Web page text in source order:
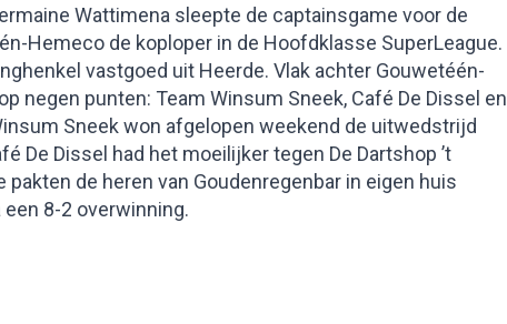
Wattimena sleepte de captainsgame voor de
Hemeco de koploper in de Hoofdklasse SuperLeague.
vastgoed uit Heerde. Vlak achter Gouwetéén-
negen punten: Team Winsum Sneek, Café De Dissel en
Sneek won afgelopen weekend de uitwedstrijd
De Dissel had het moeilijker tegen De Dartshop ’t
de heren van Goudenregenbar in eigen huis
een 8-2 overwinning.